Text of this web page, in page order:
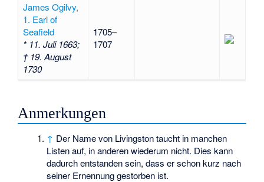
James Ogilvy,
1. Earl of
Seafield
* 11. Juli 1663;
† 19. August
1730
1705–
1707
Anmerkungen
↑ Der Name von Livingston taucht in manchen
Listen auf, in anderen wiederum nicht. Dies kann
dadurch entstanden sein, dass er schon kurz nach
seiner Ernennung gestorben ist.